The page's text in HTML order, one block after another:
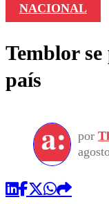
NACIONAL
Temblor se
país
por